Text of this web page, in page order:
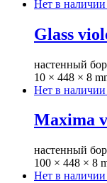
Нет в наличии
Glass
настенный
10 × 448 × 8
Нет в наличии
Maxima
настенный
100 × 448 × 8
Нет в наличии